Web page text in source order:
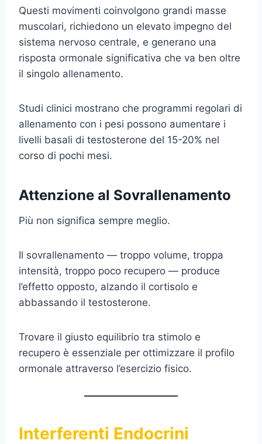
Questi movimenti coinvolgono grandi masse
muscolari, richiedono un elevato impegno del
sistema nervoso centrale, e generano una
risposta ormonale significativa che va ben oltre
il singolo allenamento.
Studi clinici mostrano che programmi regolari di
allenamento con i pesi possono aumentare i
livelli basali di testosterone del 15-20% nel
corso di pochi mesi.
Attenzione al Sovrallenamento
Più non significa sempre meglio.
Il sovrallenamento — troppo volume, troppa
intensità, troppo poco recupero — produce
l’effetto opposto, alzando il cortisolo e
abbassando il testosterone.
Trovare il giusto equilibrio tra stimolo e
recupero è essenziale per ottimizzare il profilo
ormonale attraverso l’esercizio fisico.
Interferenti Endocrini